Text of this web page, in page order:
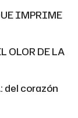
IMPRIME
OLOR DE LA
del corazón